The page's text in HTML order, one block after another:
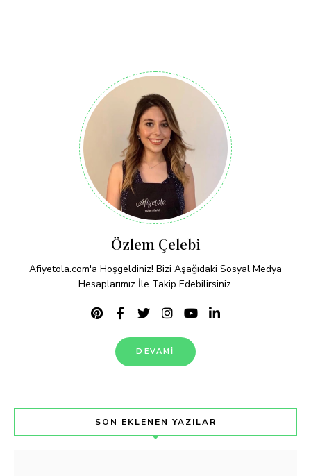
Özlem Çelebi
Afiyetola.com'a Hoşgeldiniz! Bizi Aşağıdaki Sosyal Medya
Hesaplarımız İle Takip Edebilirsiniz.
DEVAMI
SON EKLENEN YAZILAR